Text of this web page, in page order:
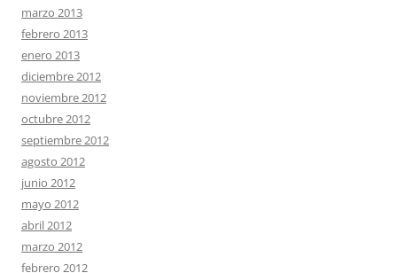
marzo 2013
febrero 2013
enero 2013
diciembre 2012
noviembre 2012
octubre 2012
septiembre 2012
agosto 2012
junio 2012
mayo 2012
abril 2012
marzo 2012
febrero 2012